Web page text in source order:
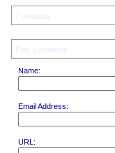
Comments
Post a comment
Name:
Email Address:
URL: